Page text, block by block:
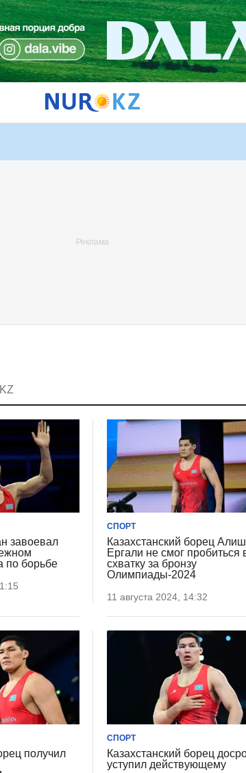
завоевал
по борьбе
СПОРТ
Казахстанский борец
Ергали не смог пробиться
схватку за бронзу
Олимпиады-2024
11 августа 2024, 14:32
получил
СПОРТ
Казахстанский борец
уступил действующему